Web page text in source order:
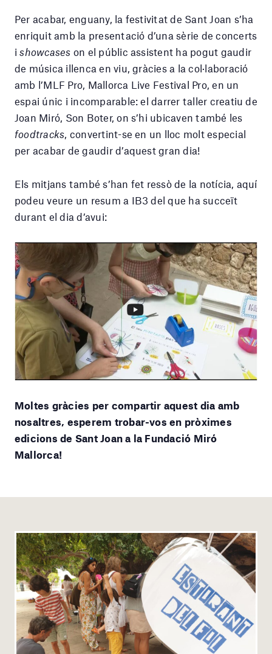
Per acabar, enguany, la festivitat de Sant Joan s’ha
enriquit amb la presentació d’una sèrie de concerts
ishowcases on el públic assistent ha pogut gaudir
de música illenca en viu, gràcies a la col·laboració
amb l’MLF Pro, Mallorca Live Festival Pro, en un
espai únic i incomparable: el darrer taller creatiu de
Joan Miró, Son Boter, on s’hi ubicaven també les
foodtracks, convertint-se en un lloc molt especial
per acabar de gaudir d’aquest gran dia!
Els mitjans també s’han fet ressò de la notícia, aquí
podeu veure un resum a IB3 del que ha succeït
durant el dia d’avui:
Moltes gràcies per compartir aquest dia amb
nosaltres, esperem trobar-vos en pròximes
edicions de Sant Joan a la Fundació Miró
Mallorca!